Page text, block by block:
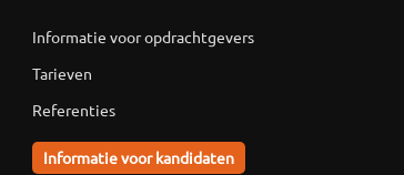
Informatie voor opdrachtgevers
Tarieven
Referenties
Informatie voor kandidaten